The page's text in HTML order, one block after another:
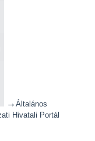
→ Általános
Hivatali Portál